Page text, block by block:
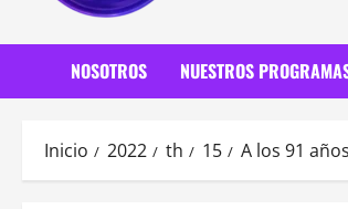
NOSOTROS NUESTROS
Inicio 2022 th 15 A los 91